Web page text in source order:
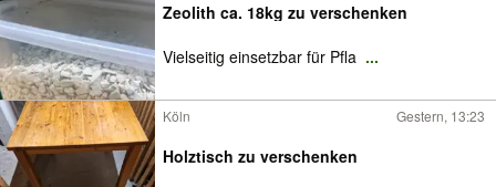
Zeolith ca. 18kg zu verschenken
Vielseitig einsetzbar für Pfla ...
Köln Gestern, 13:23
Holztisch zu verschenken